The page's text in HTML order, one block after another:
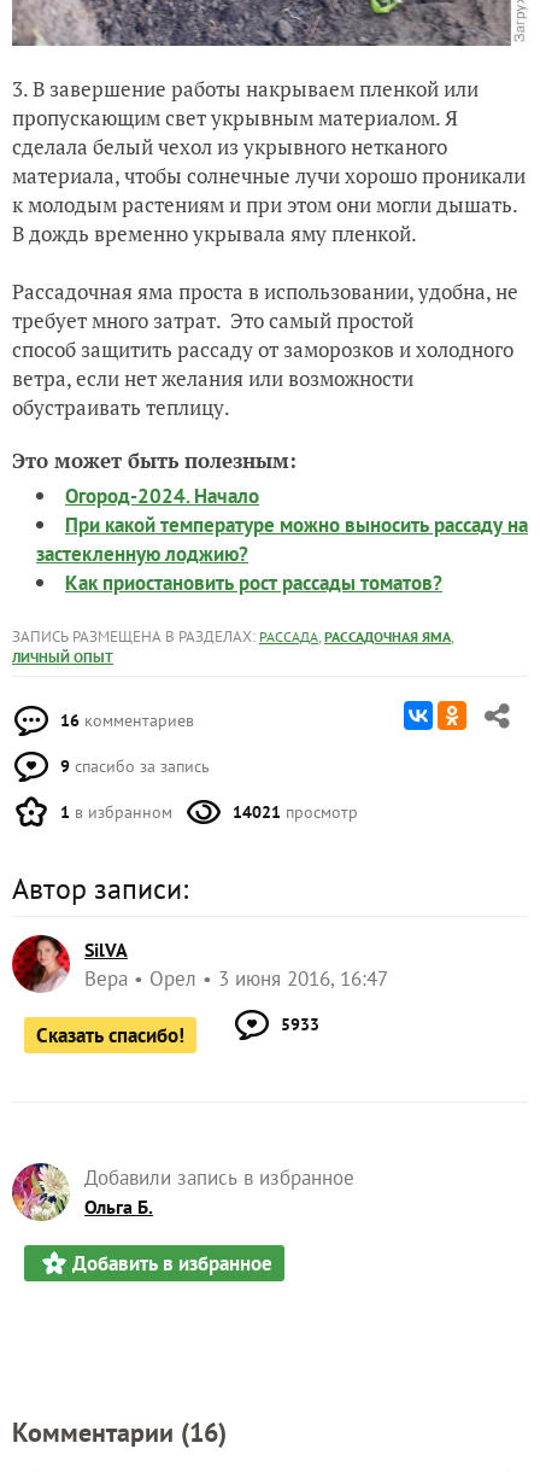
3. В завершение работы накрываем пленкой или
пропускающим свет укрывным материалом. Я
сделала белый чехол из укрывного нетканого
материала, чтобы солнечные лучи хорошо проникали
к молодым растениям и при этом они могли дышать.
В дождь временно укрывала яму пленкой.
Рассадочная яма проста в использовании, удобна, не
требует много затрат. Это самый простой
способ защитить рассаду от заморозков и холодного
ветра, если нет желания или возможности
обустраивать теплицу.
Это может быть полезным:
Огород-2024. Начало
При какой температуре можно выносить рассаду на
застекленную лоджию?
Как приостановить рост рассады томатов?
ЗАПИСЬ РАЗМЕЩЕНА В РАЗДЕЛАХ: РАССАДА, РАССАДОЧНАЯ ЯМА,
ЛИЧНЫЙ ОПЫТ
16 комментариев
9 спасибо за запись
1 в избранном 14021 просмотр
Автор записи:
SilVA
Вера Орел 3 июня 2016, 16:47
Сказать спасибо! 5933
Добавили запись в избранное
Ольга Б.
Добавить в избранное
Комментарии (16)